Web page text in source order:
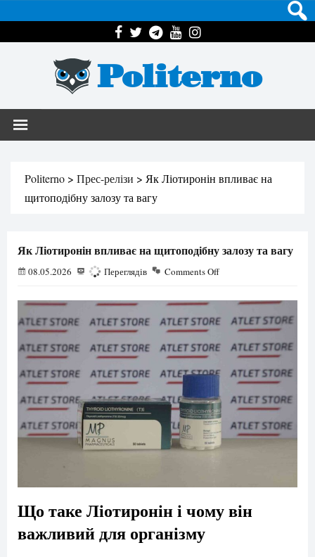
Politerno
Politerno > Прес-релізи > Як Ліотиронін впливає на
щитоподібну залозу та вагу
Як Ліотиронін впливає на щитоподібну залозу та вагу
08.05.2026 253 Переглядів Comments Off
Що таке Ліотиронін і чому він
важливий для організму